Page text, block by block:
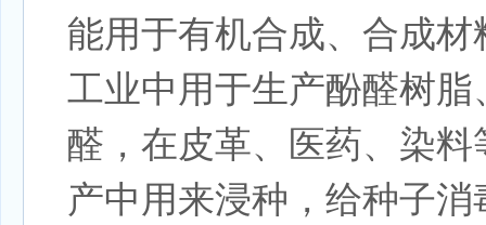
能用于有机合成、合成
工业中用于生产酚醛树
醛，在皮革、医药、染
产中用来浸种，给种子消